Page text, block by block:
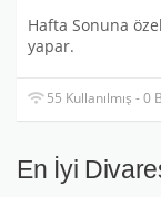
Hafta Sonuna
yapar.
55 Kullanılmış - 0
En İyi